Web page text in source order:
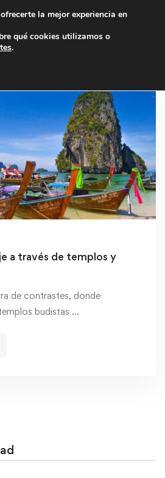
un total de 75€ de descuento.
a través de templos y
de contrastes, donde
budistas …
la mejor experiencia en
qué cookies utilizamos o
.